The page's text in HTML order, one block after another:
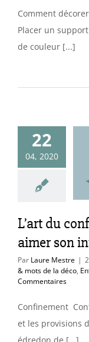
Comment
Placer un
de couleur [...]
22
04, 2020
: vivre
aimer son
Conseil
au fil de
L’art du
aimer son
Par Laure Mestre |
& mots de la déco,
Commentaires
Confinement
et les provisions